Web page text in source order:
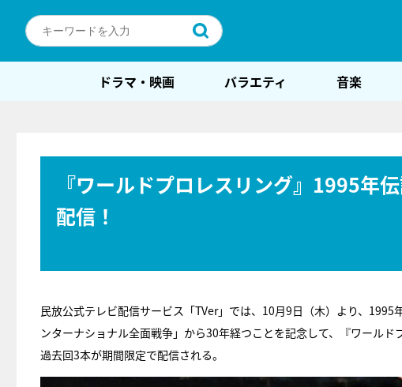
ドラマ・映画 バラエティ 音楽
『ワールドプロレスリング』1995年
配信！
民放公式テレビ配信サービス「TVer」では、10月9日（木）より、
ンターナショナル全面戦争」から30年経つことを記念して、『ワール
過去回3本が期間限定で配信される。